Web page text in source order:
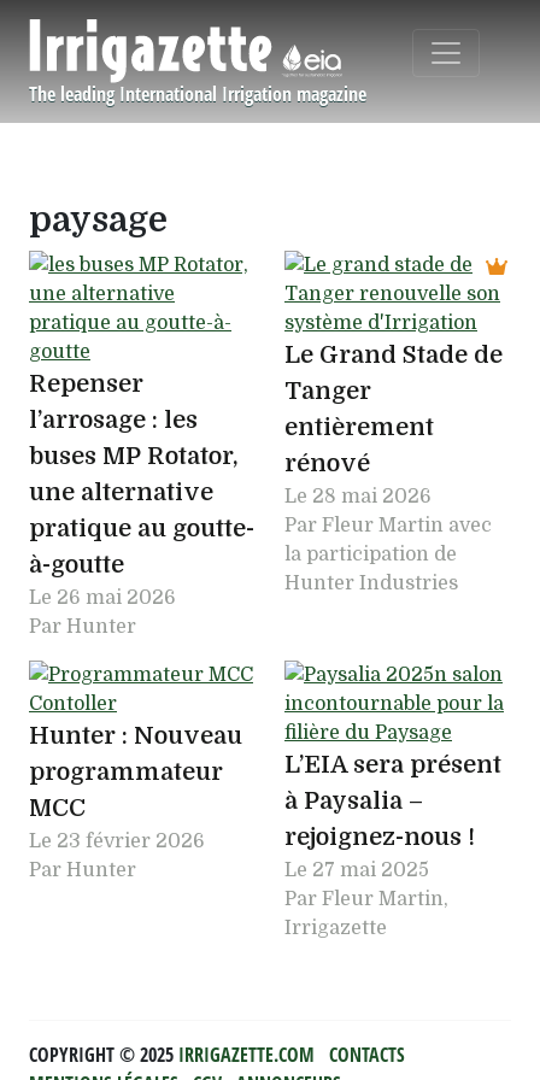
The leading International Irrigation magazine
Navigation principale
paysage
Repenser
l’arrosage : les
buses MP Rotator,
une alternative
pratique au goutte-
à-goutte
Le 26 mai 2026
Par Hunter
Le Grand Stade de
Tanger
entièrement
rénové
Le 28 mai 2026
Par Fleur Martin avec
la participation de
Hunter Industries
Hunter : Nouveau
programmateur
MCC
Le 23 février 2026
Par Hunter
L’EIA sera présent
à Paysalia –
rejoignez-nous !
Le 27 mai 2025
Par Fleur Martin,
Irrigazette
COPYRIGHT ©️ 2025 IRRIGAZETTE.COM CONTACTS